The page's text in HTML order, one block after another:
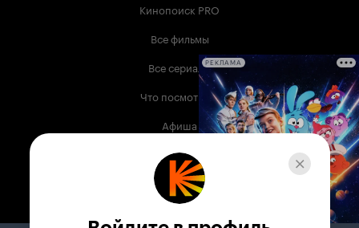
Кинопоиск PRO
Все фильмы
Все сериалы
Что посмотреть
Афиша
Музыка
Телепрограмма
РЕКЛАМА